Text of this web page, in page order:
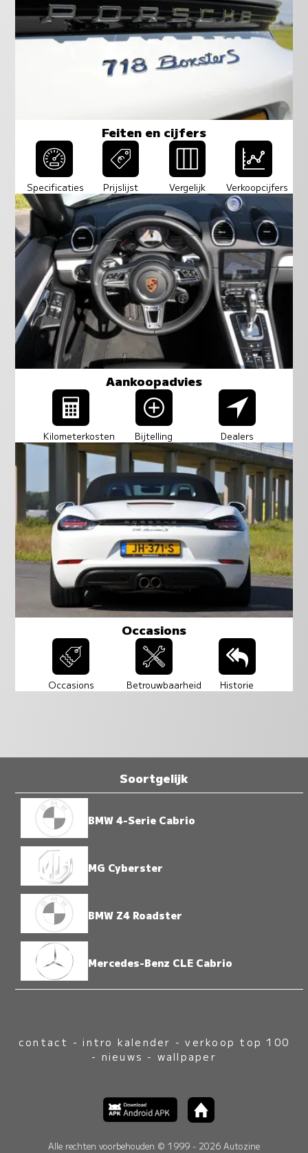
Feiten en cijfers
Specificaties Prijslijst Vergelijk Verkoopcijfers
Aankoopadvies
Kilometerkosten Bijtelling Dealers
Occasions
Occasions Betrouwbaarheid Historie
Soortgelijk
BMW 4-Serie Cabrio
MG Cyberster
BMW Z4 Roadster
Mercedes-Benz CLE Cabrio
contact -intro kalender -verkoop top 100
- nieuws - wallpaper
Alle rechten voorbehouden © 1999 - 2026 Autozine